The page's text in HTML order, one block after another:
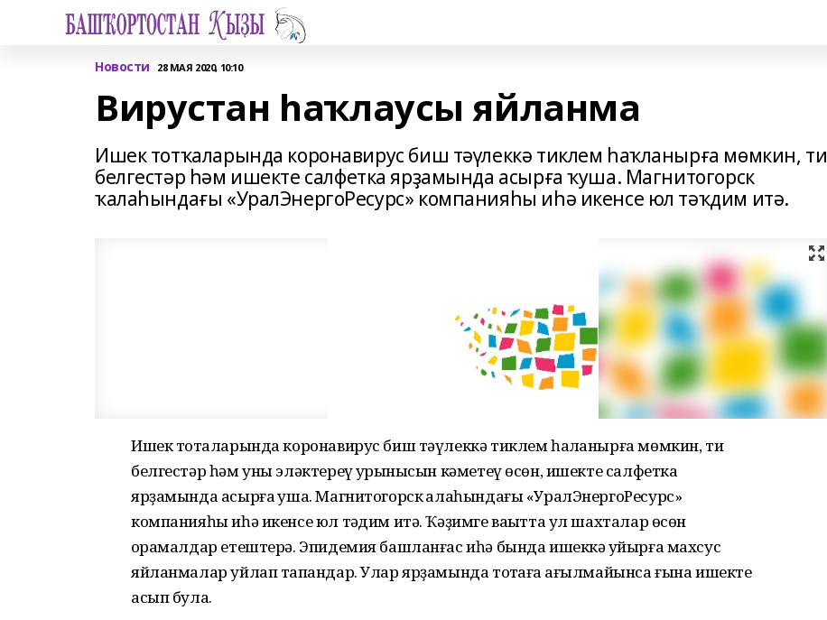
Новости 28 МАЯ 2020, 10:10
Вирустан һаҡлаусы яйланма
Ишек тотҡаларында коронавирус биш тәүлеккә тиклем һаҡланырға мөмкин, ти
белгестәр һәм ишекте салфетка ярҙамында асырға ҡуша. Магнитогорск
ҡалаһындағы «УралЭнергоРесурс» компанияһы иһә икенсе юл тәҡдим итә.
Ишек тотҡаларында коронавирус биш тәүлеккә тиклем һаҡланырға мөмкин, ти
белгестәр һәм уны эләктереү ҡурҡынысын кәметеү өсөн, ишекте салфетка
ярҙамында асырға ҡуша. Магнитогорск ҡалаһындағы «УралЭнергоРесурс»
компанияһы иһә икенсе юл тәҡдим итә. Ҡәҙимге ваҡытта ул шахталар өсөн
ҡорамалдар етештерә. Эпидемия башланғас иһә бында ишеккә ҡуйырға махсус
яйланмалар уйлап тапҡандар. Улар ярҙамында тотҡаға ҡағылмайынса ғына ишекте
асып була.